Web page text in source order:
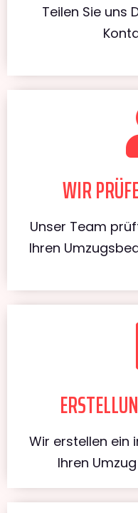
Teilen Sie uns
WIR
Unser Team
Ihren
Wir erstellen ein
Ihren